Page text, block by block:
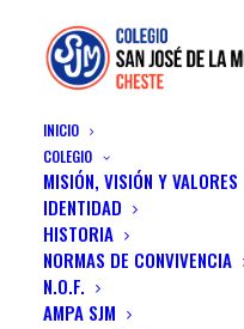
INICIO
COLEGIO
MISIÓN, VISIÓN Y VALORES
IDENTIDAD
HISTORIA
NORMAS DE CONVIVENCIA
N.O.F.
AMPA SJM